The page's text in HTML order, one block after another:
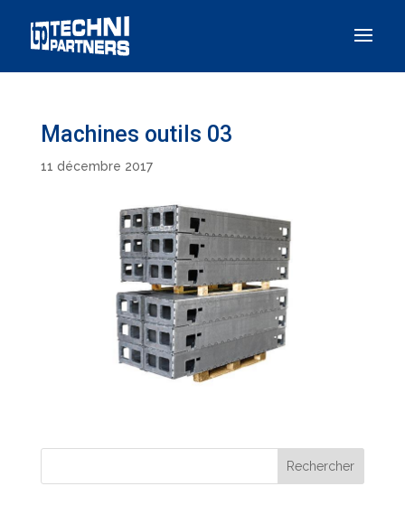
Machines outils 03
11 décembre 2017
Panneau de gestion des cookies